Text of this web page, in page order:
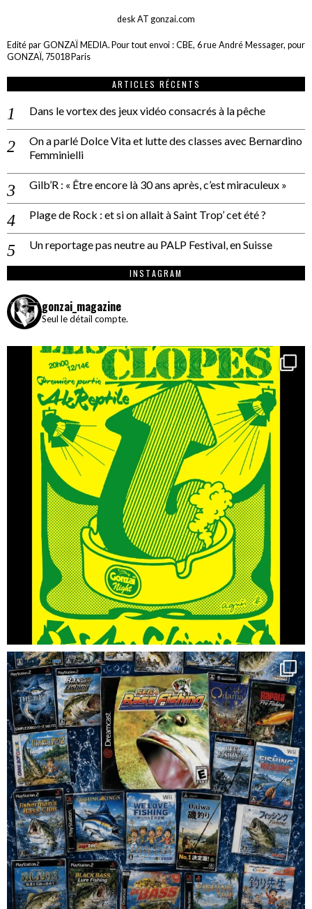
desk AT gonzai.com
Edité par GONZAÏ MEDIA. Pour tout envoi : CBE, 6 rue André Messager, pour
GONZAÏ, 75018 Paris
ARTICLES RÉCENTS
Dans le vortex des jeux vidéo consacrés à la pêche
On a parlé Dolce Vita et lutte des classes avec Bernardino
Femminielli
Gilb’R : « Être encore là 30 ans après, c’est miraculeux »
Plage de Rock : et si on allait à Saint Trop’ cet été ?
Un reportage pas neutre au PALP Festival, en Suisse
INSTAGRAM
gonzai_magazine
Seul le détail compte.